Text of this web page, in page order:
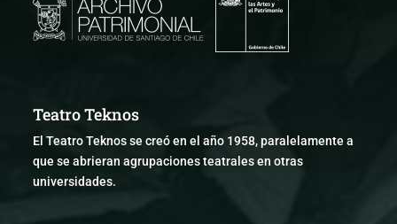
Teatro Teknos
El Teatro Teknos se creó en el año 1958, paralelamente a
que se abrieran agrupaciones teatrales en otras
universidades.